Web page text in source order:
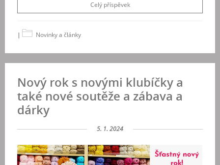
Celý příspěvek
| Novinky a články
Nový rok s novými klubíčky a
také nové soutěže a zábava a
dárky
5. 1. 2024